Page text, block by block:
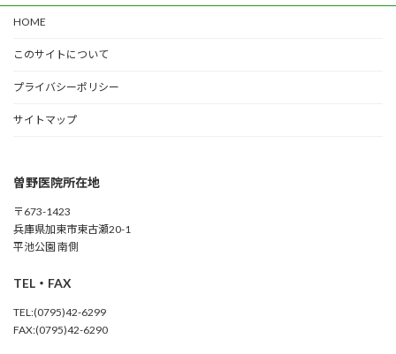
HOME
このサイトについて
プライバシーポリシー
サイトマップ
曽野医院所在地
〒673-1423
兵庫県加東市東古瀬20-1
平池公園 南側
TEL・FAX
TEL:(0795)42-6299
FAX:(0795)42-6290